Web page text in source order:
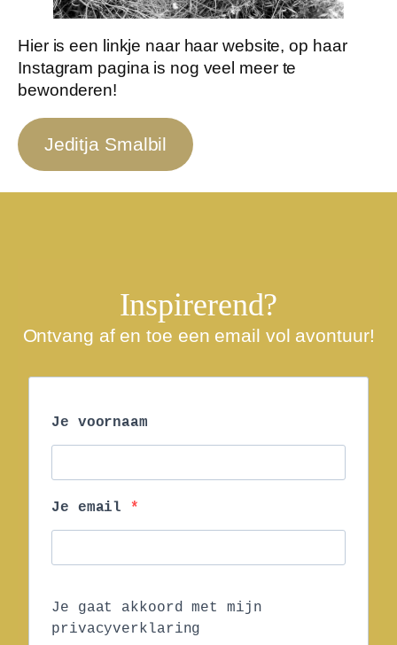
Hier is een linkje naar haar website, op haar
Instagram pagina is nog veel meer te
bewonderen!
Jeditja Smalbil
Inspirerend?
Ontvang af en toe een email vol avontuur!
Je voornaam
Je email
Je gaat akkoord met mijn
privacyverklaring